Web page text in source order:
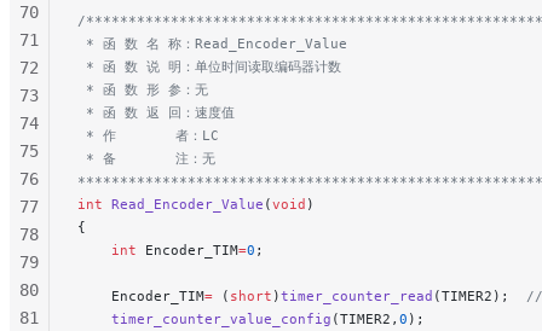
/
* 函 数 名 称：Read_Encoder_Value
* 函 数 说 明：单位时间读取编码器计数
* 函 数 形 参：无
* 函 数 返 回：速度值
* 作       者：LC
* 备       注：无
int Read_Encoder_Value (void )
{
    int
Encoder_TIM=0 ;
    Encoder_TIM
= ( short )timer_counter_read (TIMER2);
//
    timer_counter_value_config
(TIMER2, 0 );
70
71
72
73
74
75
76
77
78
79
80
81